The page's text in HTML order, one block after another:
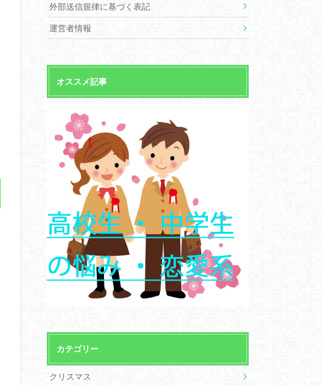
外部送信規律に基づく表記
運営者情報
オススメ記事
カテゴリー
クリスマス